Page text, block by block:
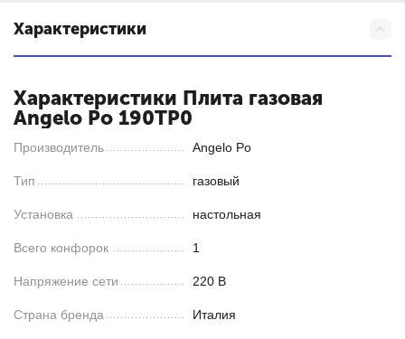
Характеристики
Характеристики Плита газовая
Angelo Po 190TP0
Производитель Angelo Po
Тип газовый
Установка настольная
Всего конфорок 1
Напряжение сети 220 В
Страна бренда Италия